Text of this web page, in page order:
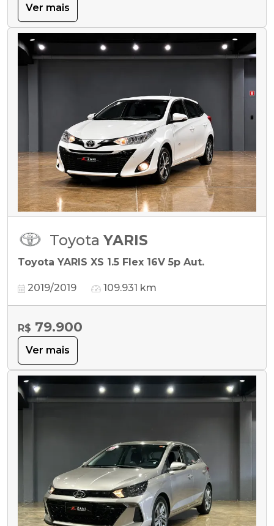
Ver mais
Toyota YARIS
Toyota YARIS XS 1.5 Flex 16V 5p Aut.
2019/2019 109.931 km
R$ 79.900
Ver mais